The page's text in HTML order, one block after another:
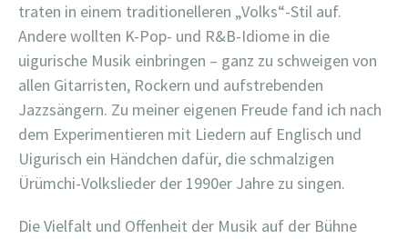
traten in einem traditionelleren „Volks“-Stil auf.
Andere wollten K-Pop- und R&B-Idiome in die
uigurische Musik einbringen – ganz zu schweigen von
allen Gitarristen, Rockern und aufstrebenden
Jazzsängern. Zu meiner eigenen Freude fand ich nach
dem Experimentieren mit Liedern auf Englisch und
Uigurisch ein Händchen dafür, die schmalzigen
Ürümchi-Volkslieder der 1990er Jahre zu singen.
Die Vielfalt und Offenheit der Musik auf der Bühne